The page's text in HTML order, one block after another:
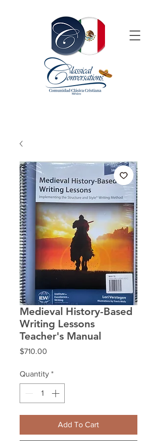
Medieval History-Based
Writing Lessons
Teacher's Manual
$710.00
Quantity *
Add To Cart